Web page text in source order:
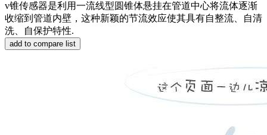
v锥传感器是利用一流线型圆锥体悬挂在管道中心将流体逐渐
收缩到管道内壁，这种新颖的节流效应使其具有自整流、自清
洗、自保护特性.